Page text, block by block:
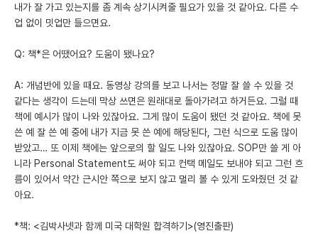
내가 잘 가고 있는지를 좀 계속 상기시켜줄 필요가 있을 것 같아요. 다른 수
업 없이 밋업만 들으면요.
Q: 책*은 어땠어요? 도움이 됐나요?
A: 개념반에 있을 때요. 동영상 강의를 보고 나서는 정말 잘 쓸 수 있을 것
같다는 생각이 드는데 막상 쓰면은 원래대로 돌아가려고 하거든요. 그럴 때
책에 예시가 많이 나와 있잖아요. 그게 많이 도움이 됐던 것 같아요. 책에 못
쓴 예 잘 쓴 예 중에 내가 지금 못 쓴 예에 해당된다, 그런 식으로 도움 많이
받았고… 또 이제 책에는 앞으로의 할 일도 나와 있잖아요. SOP만 쓸 게 아
니라 Personal Statement도 써야 되고 컨택 메일도 보내야 되고 그런 흐
름이 있어서 약간 근시안 쪽으로 보지 않고 멀리 볼 수 있게 도와줬던 것 같
아요.
*책: <김박사넷과 함께 미국 대학원 합격하기>(영진출판)